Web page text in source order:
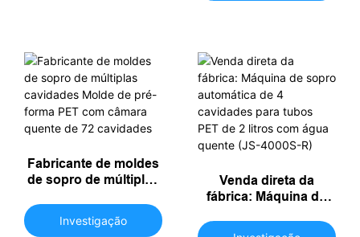
Fabricante de moldes
de sopro de múltiplas
câmara quente de 72
Investigação
Venda direta da
fábrica: Máquina de
cavidades para tubos